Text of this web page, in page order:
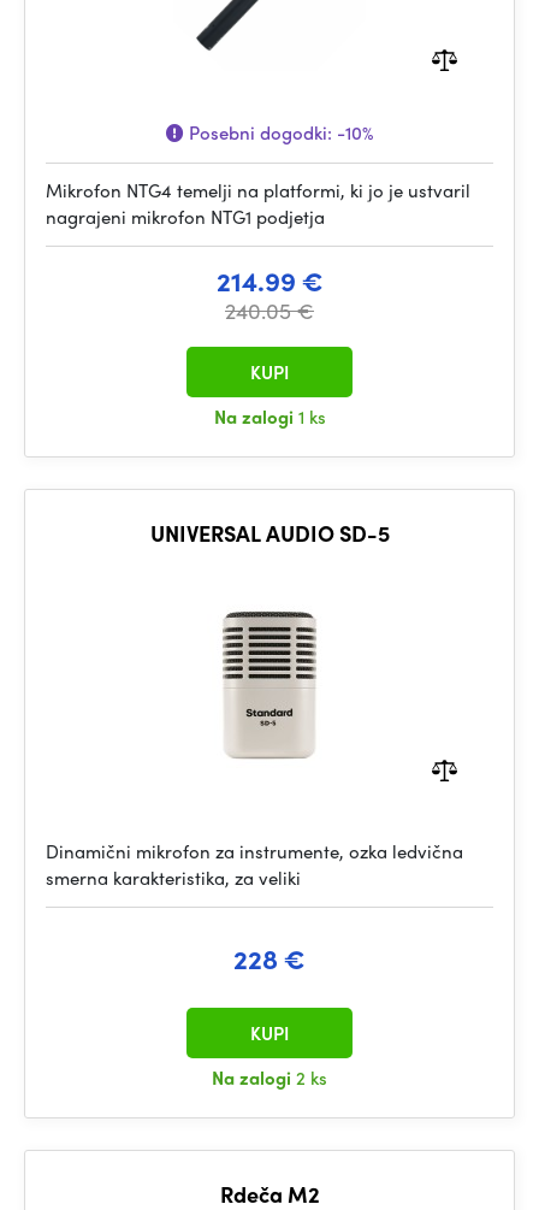
Posebni dogodki: -10%
Mikrofon NTG4 temelji na platformi, ki jo je ustvaril
nagrajeni mikrofon NTG1 podjetja
214.99 €
240.05 €
Na zalogi 1 ks
KUPI
UNIVERSAL AUDIO SD-5
Dinamični mikrofon za instrumente, ozka ledvična
smerna karakteristika, za veliki
228 €
Na zalogi 2 ks
KUPI
Rdeča M2